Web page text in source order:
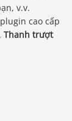
v.v.
cao cấp
, Thanh trượt